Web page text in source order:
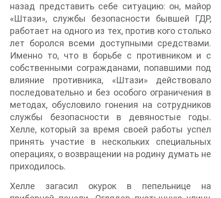
назад представить себе ситуацию: он, майор
«Штази», службы безопасности бывшей ГДР,
работает на одного из тех, против кого столько
лет боролся всеми доступными средствами.
Именно то, что в борьбе с противником и с
собственными согражданами, попавшими под
влияние противника, «Штази» действовало
последовательно и без особого ограничения в
методах, обусловило гонения на сотрудников
службы безопасности в девяностые годы.
Хелле, который за время своей работы успел
принять участие в нескольких специальных
операциях, о возвращении на родину думать не
приходилось.
Хелле загасил окурок в пепельнице на